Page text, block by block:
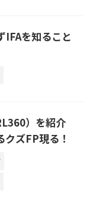
IFAを知ること
）を紹介
クズFP現る！